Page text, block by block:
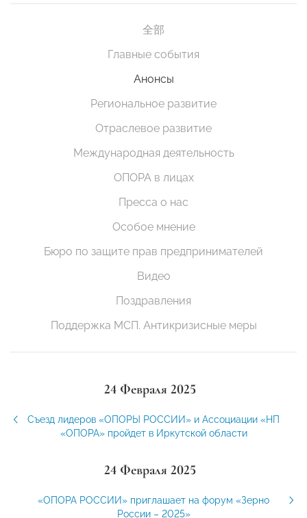
全部
Главные события
Анонсы
Региональное развитие
Отраслевое развитие
Международная деятельность
ОПОРА в лицах
Пресса о нас
Особое мнение
Бюро по защите прав предпринимателей
Видео
Поздравления
Поддержка МСП. Антикризисные меры
24 Февраля 2025
Съезд лидеров «ОПОРЫ РОССИИ» и Ассоциации «НП
«ОПОРА» пройдет в Иркутской области
24 Февраля 2025
«ОПОРА РОССИИ» приглашает на форум «Зерно
России – 2025»